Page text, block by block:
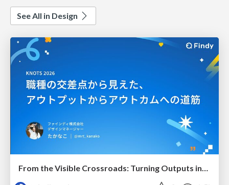
See All in Design
From the Visible Crossroads: Turning Outputs into Outcomes